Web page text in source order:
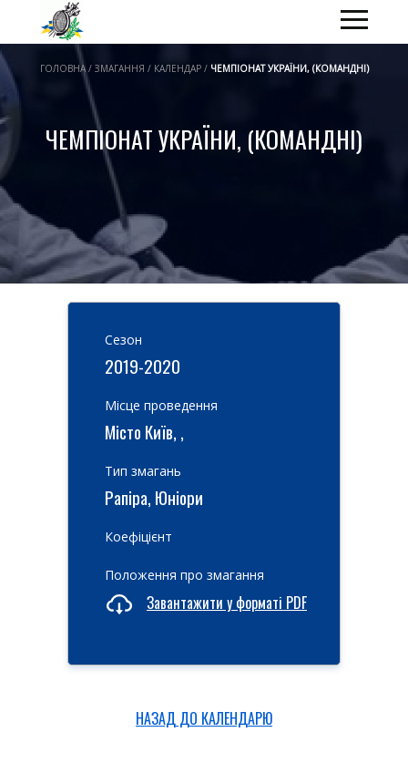
ГОЛОВНА / ЗМАГАННЯ / КАЛЕНДАР / ЧЕМПІОНАТ УКРАЇНИ, (КОМАНДНІ)
ЧЕМПІОНАТ УКРАЇНИ, (КОМАНДНІ)
Cезон
2019-2020
Місце проведення
Місто Київ, ,
Тип змагань
Рапіра, Юніори
Коефіцієнт
Положення про змагання
Завантажити у форматі PDF
НАЗАД ДО КАЛЕНДАРЮ